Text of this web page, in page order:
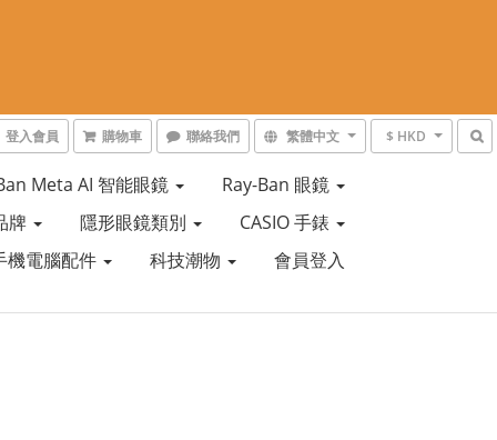
登入會員 購物車 聯絡我們 繁體中文 $ HKD
Meta AI 智能眼鏡
Ray-Ban 眼鏡
牌
隱形眼鏡類別
CASIO 手錶
機電腦配件
科技潮物 會員登入